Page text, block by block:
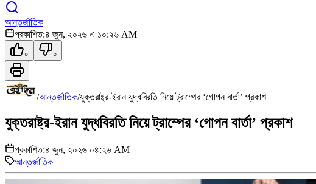
আন্তর্জাতিক
প্রকাশিত:৪ জুন, ২০২৬ এ ১০:২৬ AM
০ ০
/আন্তর্জাতিক/যুক্তরাষ্ট্র-ইরান যুদ্ধবিরতি নিয়ে ট্রাম্পের ‘গোপন বার্তা’ প্রকাশ
যুক্তরাষ্ট্র-ইরান যুদ্ধবিরতি নিয়ে ট্রাম্পের ‘গোপন বার্তা’ প্রকাশ
প্রকাশিত:৪ জুন, ২০২৬ ০৪:২৬ AM
আন্তর্জাতিক